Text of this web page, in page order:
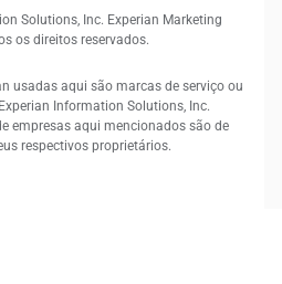
Solutions, Inc. Experian Marketing
os direitos reservados.
usadas aqui são marcas de serviço ou
Information Solutions, Inc.
empresas aqui mencionados são de
respectivos proprietários.